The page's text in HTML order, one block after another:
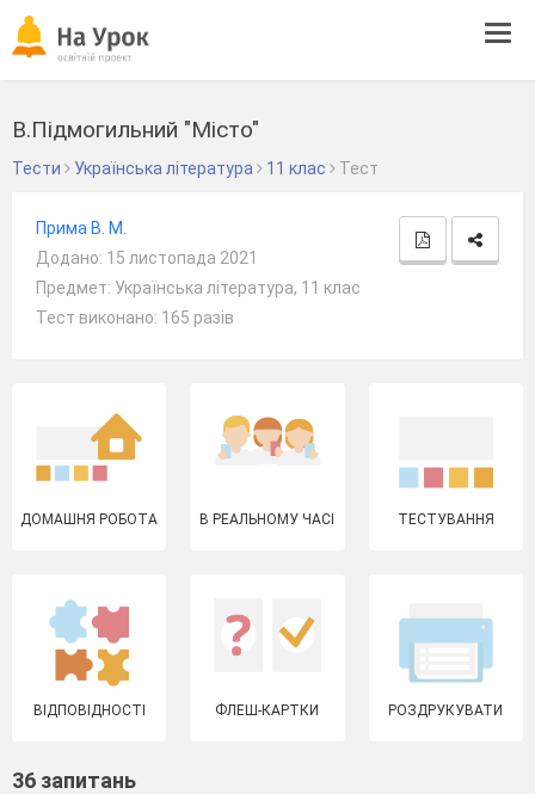
В.Підмогильний "Місто"
Тести Українська література 11 клас Тест
Прима В. М.
Додано: 15 листопада 2021
Предмет: Українська література, 11 клас
Тест виконано: 165 разів
ДОМАШНЯ РОБОТА В РЕАЛЬНОМУ ЧАСІ ТЕСТУВАННЯ
ВІДПОВІДНОСТІ ФЛЕШ-КАРТКИ РОЗДРУКУВАТИ
36 запитань